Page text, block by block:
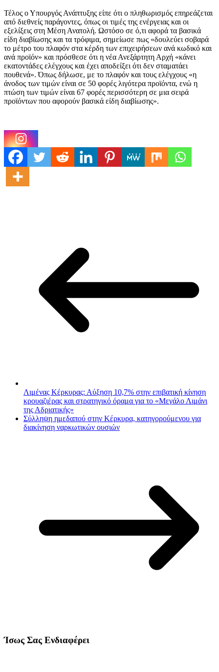
Τέλος ο Υπουργός Ανάπτυξης είπε ότι ο πληθωρισμός επηρεάζεται
από διεθνείς παράγοντες, όπως οι τιμές της ενέργειας και οι
εξελίξεις στη Μέση Ανατολή. Ωστόσο σε ό,τι αφορά τα βασικά
είδη διαβίωσης και τα τρόφιμα, σημείωσε πως «δουλεύει σοβαρά
το μέτρο του πλαφόν στα κέρδη των επιχειρήσεων ανά κωδικό και
ανά προϊόν» και πρόσθεσε ότι η νέα Ανεξάρτητη Αρχή «κάνει
εκατοντάδες ελέγχους και έχει αποδείξει ότι δεν σταματάει
πουθενά». Όπως δήλωσε, με το πλαφόν και τους ελέγχους «η
άνοδος των τιμών είναι σε 50 φορές λιγότερα προϊόντα, ενώ η
πτώση των τιμών είναι 67 φορές περισσότερη σε μια σειρά
προϊόντων που αφορούν βασικά είδη διαβίωσης».
Λιμένας Κέρκυρας: Αύξηση 10,7% στην επιβατική κίνηση
κρουαζιέρας και στρατηγικό όραμα για το «Μεγάλο Λιμάνι
της Αδριατικής»
Σύλληψη ημεδαπού στην Κέρκυρα, κατηγορούμενου για
διακίνηση ναρκωτικών ουσιών
Ίσως Σας Ενδιαφέρει